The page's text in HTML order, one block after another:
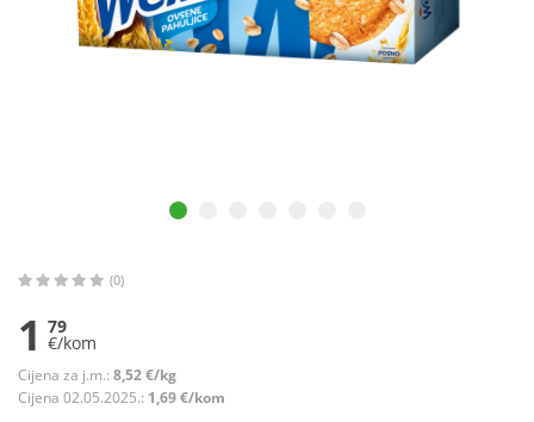
(0)
1 79
€/kom
Cijena za j.m.: 8,52 €/kg
Cijena 02.05.2025.: 1,69 €/kom